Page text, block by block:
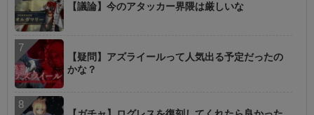
【議論】今のアタッカー界隈は厳しいな
【疑問】アズライールって人気出る予定だったの
かな？